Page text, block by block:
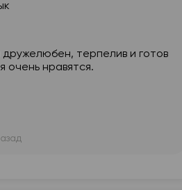
дружелюбен, терпелив и готов
очень нравятся.